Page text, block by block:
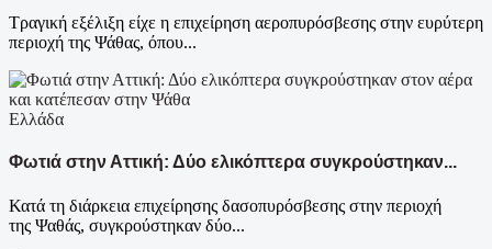
Τραγική εξέλιξη είχε η επιχείρηση αεροπυρόσβεσης στην ευρύτερη
περιοχή της Ψάθας, όπου...
Ελλάδα
Φωτιά στην Αττική: Δύο ελικόπτερα συγκρούστηκαν...
Κατά τη διάρκεια επιχείρησης δασοπυρόσβεσης στην περιοχή
της Ψαθάς, συγκρούστηκαν δύο...